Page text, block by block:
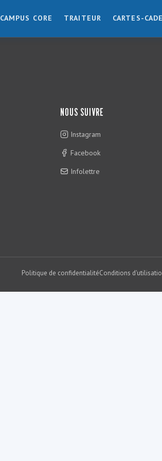
CAMPUS CORE TRAITEUR CARTES-
NOUS SUIVRE
Instagram
Facebook
Infolettre
Politique de confidentialitéConditions